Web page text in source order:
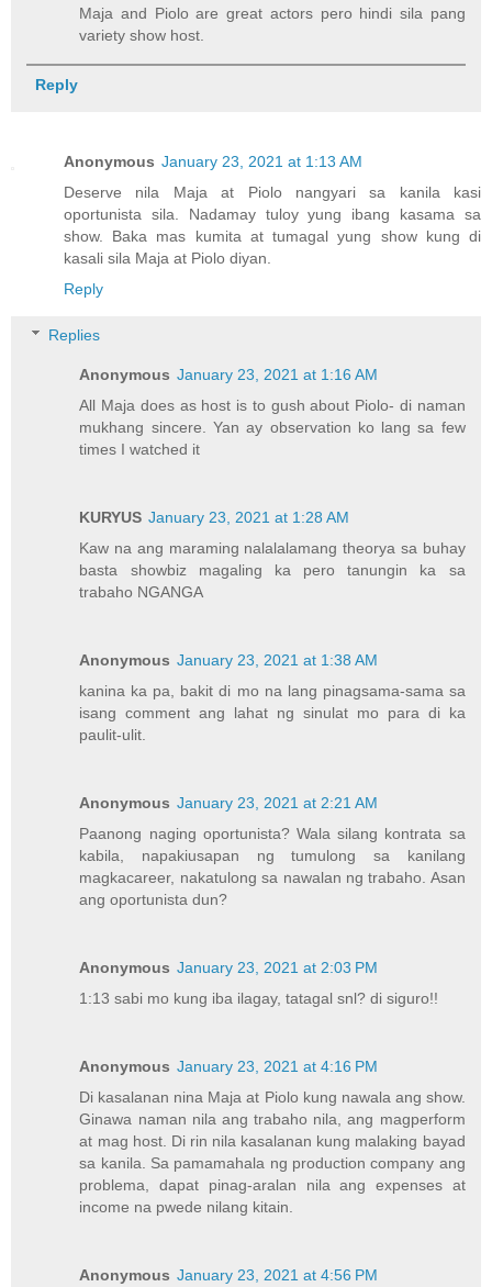
Maja and Piolo are great actors pero hindi sila pang
variety show host.
Reply
Anonymous January 23, 2021 at 1:13 AM
Deserve nila Maja at Piolo nangyari sa kanila kasi
oportunista sila. Nadamay tuloy yung ibang kasama sa
show. Baka mas kumita at tumagal yung show kung di
kasali sila Maja at Piolo diyan.
Reply
Replies
Anonymous January 23, 2021 at 1:16 AM
All Maja does as host is to gush about Piolo- di naman
mukhang sincere. Yan ay observation ko lang sa few
times I watched it
KURYUS January 23, 2021 at 1:28 AM
Kaw na ang maraming nalalalamang theorya sa buhay
basta showbiz magaling ka pero tanungin ka sa
trabaho NGANGA
Anonymous January 23, 2021 at 1:38 AM
kanina ka pa, bakit di mo na lang pinagsama-sama sa
isang comment ang lahat ng sinulat mo para di ka
paulit-ulit.
Anonymous January 23, 2021 at 2:21 AM
Paanong naging oportunista? Wala silang kontrata sa
kabila, napakiusapan ng tumulong sa kanilang
magkacareer, nakatulong sa nawalan ng trabaho. Asan
ang oportunista dun?
Anonymous January 23, 2021 at 2:03 PM
1:13 sabi mo kung iba ilagay, tatagal snl? di siguro!!
Anonymous January 23, 2021 at 4:16 PM
Di kasalanan nina Maja at Piolo kung nawala ang show.
Ginawa naman nila ang trabaho nila, ang magperform
at mag host. Di rin nila kasalanan kung malaking bayad
sa kanila. Sa pamamahala ng production company ang
problema, dapat pinag-aralan nila ang expenses at
income na pwede nilang kitain.
Anonymous January 23, 2021 at 4:56 PM